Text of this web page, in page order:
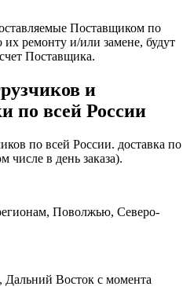
Поставщиком по
ремонту и/или замене, будут
Поставщика.
и
по всей России
по всей России. доставка по
в день заказа).
Поволжью, Северо-
Дальний Восток с момента